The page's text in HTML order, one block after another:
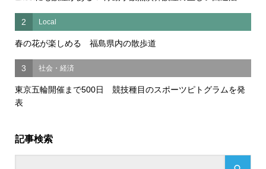
2 Local
春の花が楽しめる 福島県内の散歩道
3 社会・経済
東京五輪開催まで500日 競技種目のスポーツピトグラムを発
表
記事検索